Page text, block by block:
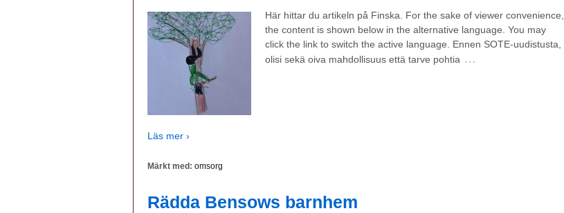
Här hittar du artikeln på Finska. For the sake of viewer convenience,
the content is shown below in the alternative language. You may
click the link to switch the active language. Ennen SOTE-uudistusta,
olisi sekä oiva mahdollisuus että tarve pohtia …
Läs mer ›
Märkt med: omsorg
Rädda Bensows barnhem